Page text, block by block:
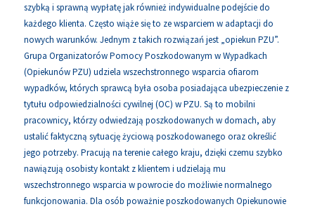
szybką i sprawną wypłatę jak również indywidualne podejście do
każdego klienta. Często wiąże się to ze wsparciem w adaptacji do
nowych warunków. Jednym z takich rozwiązań jest „opiekun PZU”.
Grupa Organizatorów Pomocy Poszkodowanym w Wypadkach
(Opiekunów PZU) udziela wszechstronnego wsparcia ofiarom
wypadków, których sprawcą była osoba posiadająca ubezpieczenie z
tytułu odpowiedzialności cywilnej (OC) w PZU. Są to mobilni
pracownicy, którzy odwiedzają poszkodowanych w domach, aby
ustalić faktyczną sytuację życiową poszkodowanego oraz określić
jego potrzeby. Pracują na terenie całego kraju, dzięki czemu szybko
nawiązują osobisty kontakt z klientem i udzielają mu
wszechstronnego wsparcia w powrocie do możliwie normalnego
funkcjonowania. Dla osób poważnie poszkodowanych Opiekunowie